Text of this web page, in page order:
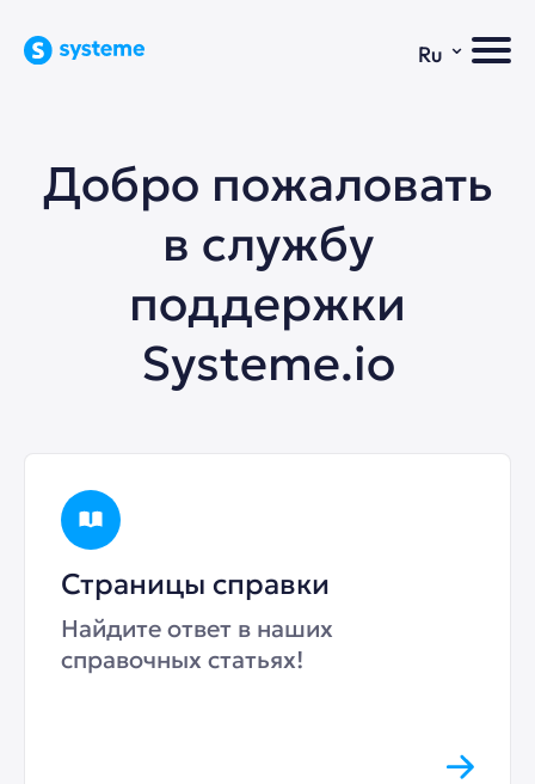
Ru ⌄
Добро пожаловать
в службу
поддержки
Systeme.io
Страницы справки
Найдите ответ в наших
справочных статьях!